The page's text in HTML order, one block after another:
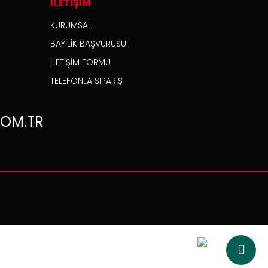
KURUMSAL
BAYİLİK BAŞVURUSU
İLETİŞİM FORMU
TELEFONLA SİPARİŞ